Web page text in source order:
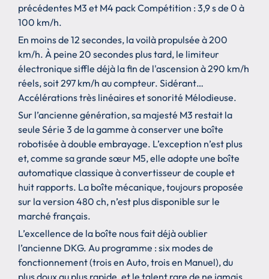
précédentes M3 et M4 pack Compétition : 3,9 s de 0 à
100 km/h.
En moins de 12 secondes, la voilà propulsée à 200
km/h. À peine 20 secondes plus tard, le limiteur
électronique siffle déjà la fin de l'ascension à 290 km/h
réels, soit 297 km/h au compteur. Sidérant…
Accélérations très linéaires et sonorité Mélodieuse.
Sur l’ancienne génération, sa majesté M3 restait la
seule Série 3 de la gamme à conserver une boîte
robotisée à double embrayage. L’exception n’est plus
et, comme sa grande sœur M5, elle adopte une boîte
automatique classique à convertisseur de couple et
huit rapports. La boîte mécanique, toujours proposée
sur la version 480 ch, n’est plus disponible sur le
marché français.
L’excellence de la boîte nous fait déjà oublier
l’ancienne DKG. Au programme : six modes de
fonctionnement (trois en Auto, trois en Manuel), du
plus doux au plus rapide, et le talent rare de ne jamais